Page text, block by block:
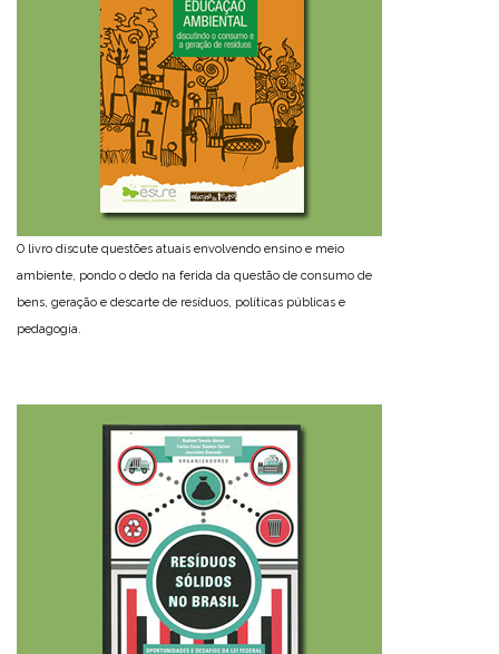
O livro discute questões atuais envolvendo ensino e meio
ambiente, pondo o dedo na ferida da questão de consumo de
bens, geração e descarte de resíduos, políticas públicas e
pedagogia.